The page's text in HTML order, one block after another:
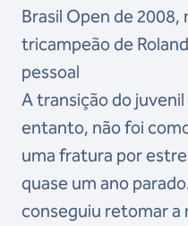
Brasil Open de
tricampeão de
pessoal
A transição do
entanto, não foi
uma fratura por
quase um ano
conseguiu retomar